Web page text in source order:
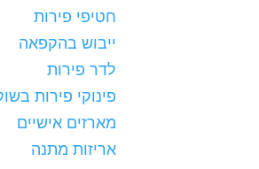
חטיפי פירות
ייבוש בהקפאה
לדר פירות
פינוקי פירות
מארזים אישיים
אריזות מתנה